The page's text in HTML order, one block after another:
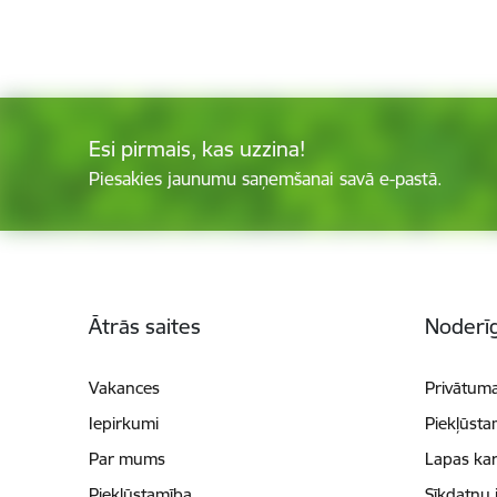
Esi pirmais, kas uzzina!
Piesakies jaunumu saņemšanai savā e-pastā.
Ātrās saites
Vakances
Iepirkumi
Par mums
Lapas